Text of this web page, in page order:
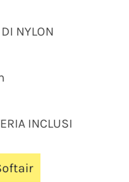
NYLON
INCLUSI